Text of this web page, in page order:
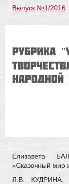
Выпуск №1/2016
Рубрика
НАРОДНОЙ
Елизавета
«Сказочный мир
Л.В. КУДРИНА,